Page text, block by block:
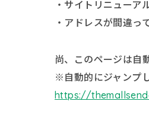
・サイトリニューア
・アドレスが間違っ
尚、このページは自
※自動的にジャンプ
https://